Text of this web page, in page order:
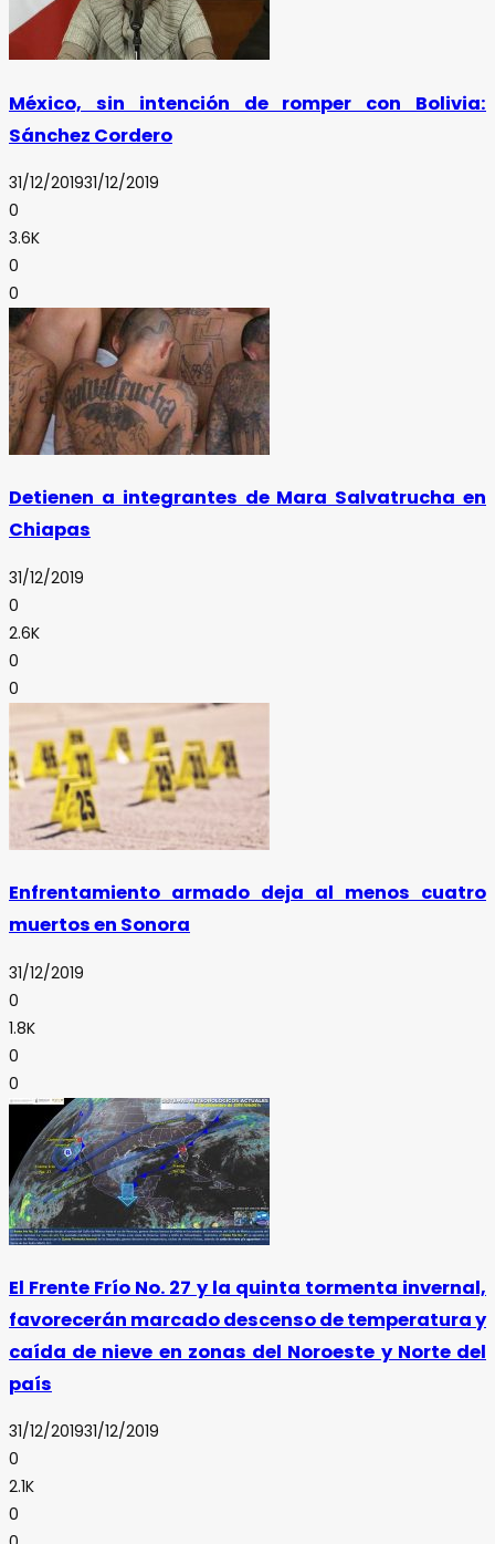
México, sin intención de romper con Bolivia:
Sánchez Cordero
31/12/201931/12/2019
0
3.6K
0
0
Detienen a integrantes de Mara Salvatrucha en
Chiapas
31/12/2019
0
2.6K
0
0
Enfrentamiento armado deja al menos cuatro
muertos en Sonora
31/12/2019
0
1.8K
0
0
El Frente Frío No. 27 y la quinta tormenta invernal,
favorecerán marcado descenso de temperatura y
caída de nieve en zonas del Noroeste y Norte del
país
31/12/201931/12/2019
0
2.1K
0